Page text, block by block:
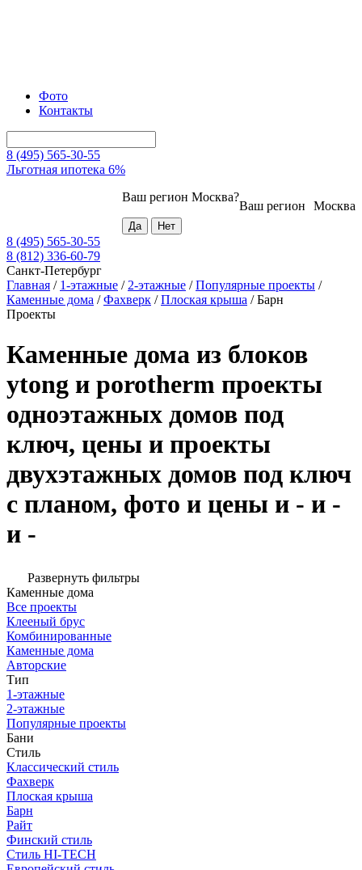
Фото
Контакты
8 (495) 565-30-55
Льготная ипотека 6%
Москва
Ваш регион
Ваш регион Москва?
8 (495) 565-30-55
8 (812) 336-60-79
Санкт-Петербург
Главная / 1-этажные / 2-этажные /Популярные проекты /
Каменные дома /Фахверк /Плоская крыша /Барн
Проекты
Каменные дома из блоков
ytong и porotherm проекты
одноэтажных домов под
ключ, цены и проекты
двухэтажных домов под ключ
с планом, фото и цены и - и -
и -
Развернуть фильтры
Каменные дома
Все проекты
Клееный брус
Комбинированные
Каменные дома
Авторские
Тип
1-этажные
2-этажные
Популярные проекты
Бани
Стиль
Классический стиль
Фахверк
Плоская крыша
Барн
Райт
Финский стиль
Стиль HI-TECH